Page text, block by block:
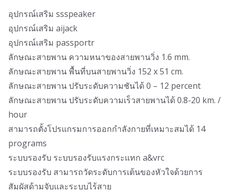
อุปกรณ์เสริม ssspeaker
อุปกรณ์เสริม aijack
อุปกรณ์เสริม passportr
ลักษณะสายพาน ความหนาของสายพานวิ่ง 1.6 mm.
ลักษณะสายพาน พื้นที่บนสายพานวิ่ง 152 x 51 cm.
ลักษณะสายพาน ปรับระดับความชันได้ 0 – 12 percent
ลักษณะสายพาน ปรับระดับความเร็วสายพานได้ 0.8-20 km. /
hour
สามารถตั้งโปรแกรมการออกกำลังกายที่เหมาะสมได้ 14
programs
ระบบรองรับ ระบบรองรับแรงกระแทก a&vrc
ระบบรองรับ สามารถวัดระดับการเต้นของหัวใจด้วยการ
สัมผัสด้ามจับและระบบไร้สาย